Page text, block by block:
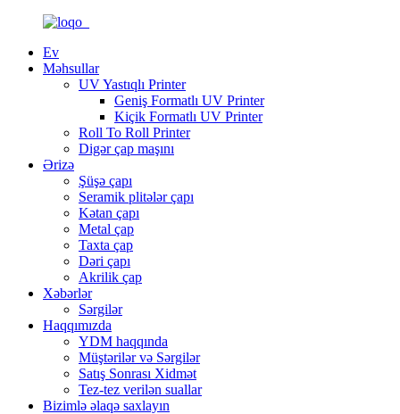
Ev
Məhsullar
UV Yastıqlı Printer
Geniş Formatlı UV Printer
Kiçik Formatlı UV Printer
Roll To Roll Printer
Digər çap maşını
Ərizə
Şüşə çapı
Seramik plitələr çapı
Kətan çapı
Metal çap
Taxta çap
Dəri çapı
Akrilik çap
Xəbərlər
Sərgilər
Haqqımızda
YDM haqqında
Müştərilər və Sərgilər
Satış Sonrası Xidmət
Tez-tez verilən suallar
Bizimlə əlaqə saxlayın